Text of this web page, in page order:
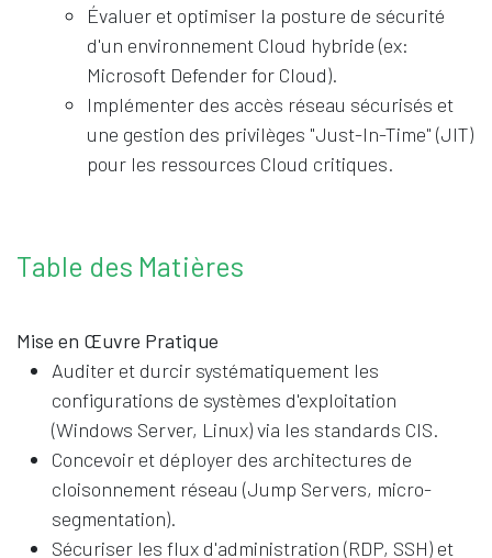
Évaluer et optimiser la posture de sécurité
d'un environnement Cloud hybride (ex:
Microsoft Defender for Cloud).
Implémenter des accès réseau sécurisés et
une gestion des privilèges "Just-In-Time" (JIT)
pour les ressources Cloud critiques.
Table des Matières
Mise en Œuvre Pratique
Auditer et durcir systématiquement les
configurations de systèmes d'exploitation
(Windows Server, Linux) via les standards CIS.
Concevoir et déployer des architectures de
cloisonnement réseau (Jump Servers, micro-
segmentation).
Sécuriser les flux d'administration (RDP, SSH) et